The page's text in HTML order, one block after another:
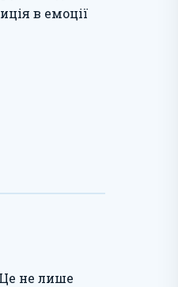
в емоції
не лише